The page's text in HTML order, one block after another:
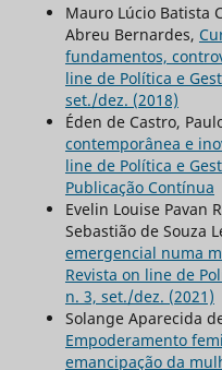
Mauro Lúcio Batista
Abreu Bernardes,
fundamentos,
line de Política e
set./dez. (2018)
Éden de Castro,
contemporânea e
line de Política e
Publicação Contínua
Evelin Louise Pavan
Sebastião de Souza
emergencial numa
Revista on line de
n. 3, set./dez. (2021)
Solange Aparecida
Empoderamento
emancipação da